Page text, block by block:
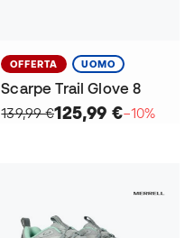
OFFERTA UOMO
Scarpe Trail Glove 8
139,99 €125,99 €−10%